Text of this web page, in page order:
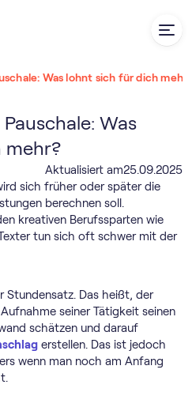
Was lohnt sich für dich
Was
mehr?
Aktualisiert am25.09.2025
sich früher oder später die
berechnen soll.
kreativen Berufssparten wie
tun sich oft schwer mit der
Stundensatz. Das heißt, der
seiner Tätigkeit seinen
schätzen und darauf
erstellen. Das ist jedoch
wenn man noch am Anfang